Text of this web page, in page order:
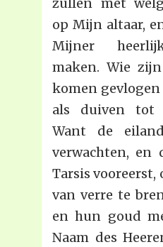
zullen met
op Mijn altaar,
Mijner
maken. Wie
komen gevlogen
als duiven tot
Want de
verwachten, en
Tarsis
van verre te
en hun goud
Naam des